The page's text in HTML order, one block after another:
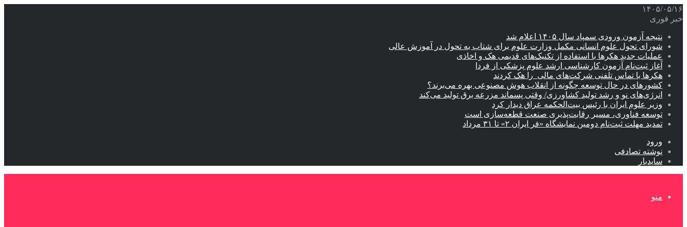
۱۴۰۵/۰۵/۱۶
خبر فوری
نتیجه آزمون ورودی سمپاد سال ۱۴۰۵ اعلام شد
شورای تحول علوم انسانی مکمل وزارت علوم برای شتاب به تحول در آموزش عالی
عملیات جدید هکرها با استفاده از تکنیک‌های قدیمی هک و اخاذی
آغاز ثبت‌نام‌ آزمون کارشناسی ارشد علوم پزشکی از فردا
هکرها با تماس تلفنی شرکت‌های مالی را هک کردند
کشورهای در حال توسعه چگونه از انقلاب هوش مصنوعی بهره می‌برند؟
انرژی‌های نو و رشد تولید کشاورزی/ وقتی پسماند مزرعه‌ برق تولید می‌کند
وزیر علوم ایران با رئیس بیت‌الحکمه عراق دیدار کرد
توسعه فناوری، مسیر رقابت‌پذیری صنعت قطعه‌سازی است
تمدید مهلت ثبت‌نام دومین نمایشگاه «فر ایران ۲» تا ۳۱ مرداد
ورود
نوشته تصادفی
سایدبار
منو